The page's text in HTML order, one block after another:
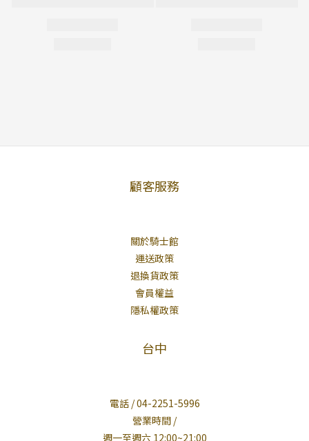
顧客服務
關於騎士館
運送政策
退換貨政策
會員權益
隱私權政策
台中
電話 / 04-2251-5996
營業時間 /
週一至週六 12:00~21:00